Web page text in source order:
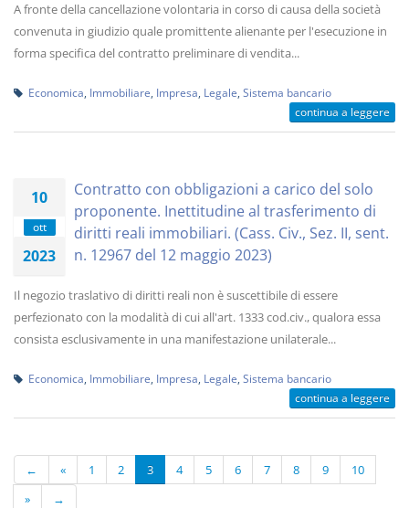
A fronte della cancellazione volontaria in corso di causa della società
convenuta in giudizio quale promittente alienante per l'esecuzione in
forma specifica del contratto preliminare di vendita...
Economica Immobiliare Impresa Legale Sistema bancario
continua a leggere
10
ott
2023
Contratto con obbligazioni a carico del solo
proponente. Inettitudine al trasferimento di
diritti reali immobiliari. (Cass. Civ., Sez. II, sent.
n. 12967 del 12 maggio 2023)
Il negozio traslativo di diritti reali non è suscettibile di essere
perfezionato con la modalità di cui all'art. 1333 cod.civ., qualora essa
consista esclusivamente in una manifestazione unilaterale...
Economica Immobiliare Impresa Legale Sistema bancario
continua a leggere
← « 1 2 3 4 5 6 7 8 9
10
»
→